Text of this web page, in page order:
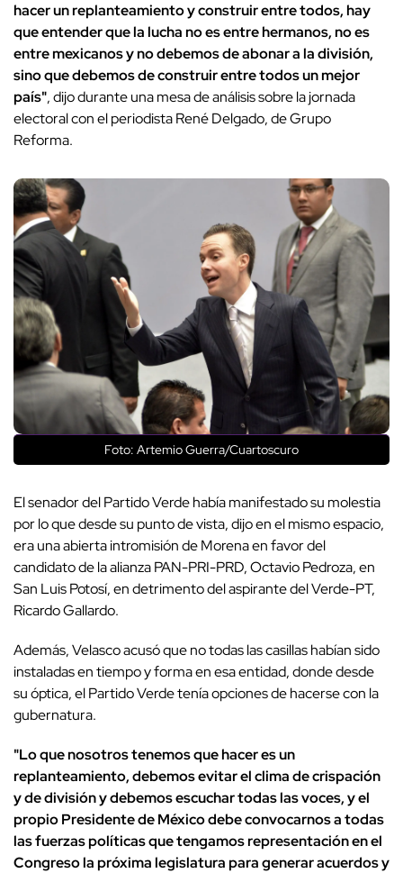
hacer un replanteamiento y construir entre todos, hay
que entender que la lucha no es entre hermanos, no es
entre mexicanos y no debemos de abonar a la división,
sino que debemos de construir entre todos un mejor
país", dijo durante una mesa de análisis sobre la jornada
electoral con el periodista René Delgado, de Grupo
Reforma.
Foto: Artemio Guerra/Cuartoscuro
El senador del Partido Verde había manifestado su molestia
por lo que desde su punto de vista, dijo en el mismo espacio,
era una abierta intromisión de Morena en favor del
candidato de la alianza PAN-PRI-PRD, Octavio Pedroza, en
San Luis Potosí, en detrimento del aspirante del Verde-PT,
Ricardo Gallardo.
Además, Velasco acusó que no todas las casillas habían sido
instaladas en tiempo y forma en esa entidad, donde desde
su óptica, el Partido Verde tenía opciones de hacerse con la
gubernatura.
"Lo que nosotros tenemos que hacer es un
replanteamiento, debemos evitar el clima de crispación
y de división y debemos escuchar todas las voces, y el
propio Presidente de México debe convocarnos a todas
las fuerzas políticas que tengamos representación en el
Congreso la próxima legislatura para generar acuerdos y